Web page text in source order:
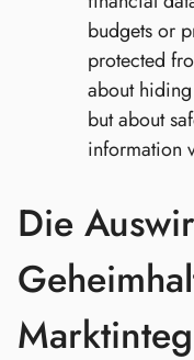
budgets or
protected
about
but about
information
Die